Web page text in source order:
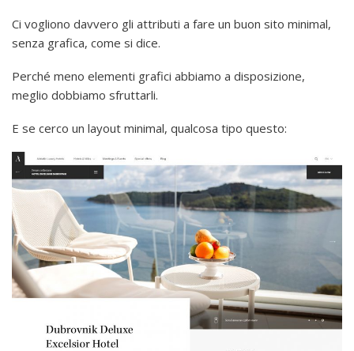
Ci vogliono davvero gli attributi a fare un buon sito minimal,
senza grafica, come si dice.
Perché meno elementi grafici abbiamo a disposizione,
meglio dobbiamo sfruttarli.
E se cerco un layout minimal, qualcosa tipo questo: